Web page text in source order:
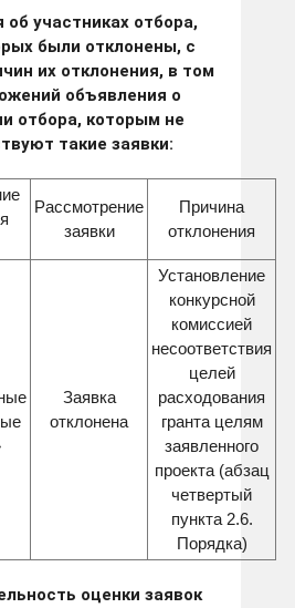
участниках отбора,
были отклонены, с
их отклонения, в том
объявления о
отбора, которым не
такие заявки:
Рассмотрение
заявки
Причина
отклонения
Заявка
отклонена
Установление
конкурсной
комиссией
несоответствия
целей
расходования
гранта целям
заявленного
проекта (абзац
четвертый
пункта 2.6.
Порядка)
оценки заявок